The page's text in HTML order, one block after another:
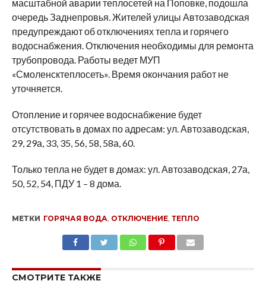
масштабной аварии теплосетей на Поповке, подошла
очередь Заднепровья. Жителей улицы Автозаводская
предупреждают об отключениях тепла и горячего
водоснабжения. Отключения необходимы для ремонта
трубопровода. Работы ведет МУП
«Смоленсктеплосеть». Время окончания работ не
уточняется.
Отопление и горячее водоснабжение будет
отсутствовать в домах по адресам: ул. Автозаводская,
29, 29а, 33, 35, 56, 58, 58а, 60.
Только тепла не будет в домах: ул. Автозаводская, 27а,
50, 52, 54, ПДУ 1 – 8 дома.
МЕТКИ ГОРЯЧАЯ ВОДА, ОТКЛЮЧЕНИЕ, ТЕПЛО
СМОТРИТЕ ТАКЖЕ